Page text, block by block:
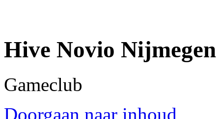
Hive Novio Nijmegen
Gameclub
Doorgaan naar inhoud